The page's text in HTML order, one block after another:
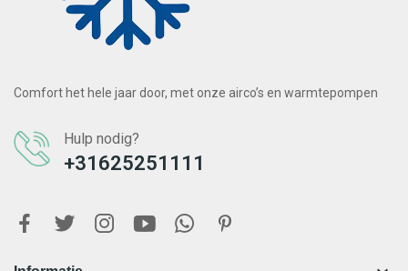
Comfort het hele jaar door, met onze airco’s en warmtepompen
Hulp nodig?
+31625251111